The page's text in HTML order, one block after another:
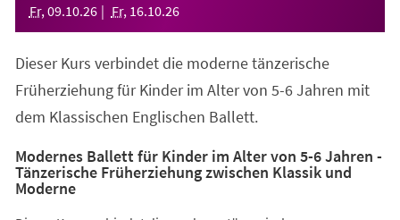
Fr, 09.10.26 Fr, 16.10.26
Dieser Kurs verbindet die moderne tänzerische
Früherziehung für Kinder im Alter von 5-6 Jahren mit
dem Klassischen Englischen Ballett.
Modernes Ballett für Kinder im Alter von 5-6 Jahren -
Tänzerische Früherziehung zwischen Klassik und
Moderne